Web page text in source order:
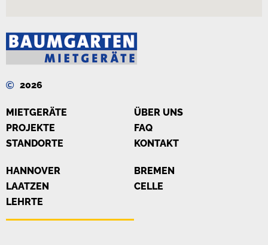
2026
MIETGERÄTE
PROJEKTE
STANDORTE
ÜBER UNS
FAQ
KONTAKT
HANNOVER
LAATZEN
LEHRTE
BREMEN
CELLE